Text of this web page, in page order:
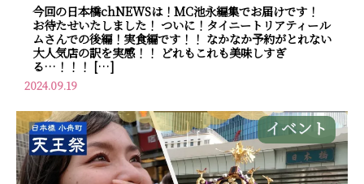
今回の日本橋chNEWSは！MC池永編集でお届けです！
お待たせいたしました！ ついに！タイニートリアティール
ムさんでの後編！実食編です！！ なかなか予約がとれない
大人気店の訳を実感！！ どれもこれも美味しすぎ
る…！！！ […]
2024.09.19
イベント